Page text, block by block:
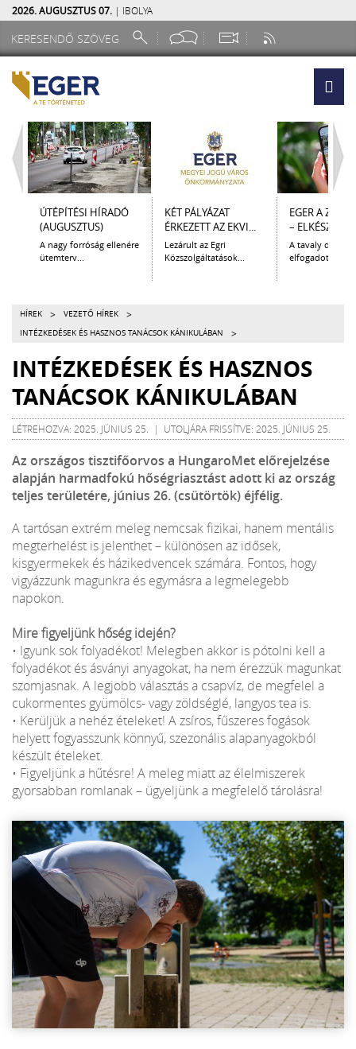
2026. AUGUSZTUS 07. | IBOLYA
ÚTÉPÍTÉSI HÍRADÓ
(AUGUSZTUS)
A nagy forróság ellenére
ütemterv...
KÉT PÁLYÁZAT
ÉRKEZETT AZ EKVI...
Lezárult az Egri
Közszolgáltatások...
EGER A
– ELKÉSZÜLT
A tavaly
elfogadott
HÍREK > VEZETŐ HÍREK >
INTÉZKEDÉSEK ÉS HASZNOS TANÁCSOK KÁNIKULÁBAN >
INTÉZKEDÉSEK ÉS HASZNOS
TANÁCSOK KÁNIKULÁBAN
LÉTREHOZVA: 2025. JÚNIUS 25. | UTOLJÁRA FRISSÍTVE: 2025. JÚNIUS 25.
Az országos tisztifőorvos a HungaroMet előrejelzése
alapján harmadfokú hőségriasztást adott ki az ország
teljes területére, június 26. (csütörtök) éjfélig.
A tartósan extrém meleg nemcsak fizikai, hanem mentális
megterhelést is jelenthet – különösen az idősek,
kisgyermekek és házikedvencek számára. Fontos, hogy
vigyázzunk magunkra és egymásra a legmelegebb
napokon.
Mire figyeljünk hőség idején?
• Igyunk sok folyadékot! Melegben akkor is pótolni kell a
folyadékot és ásványi anyagokat, ha nem érezzük magunkat
szomjasnak. A legjobb választás a csapvíz, de megfelel a
cukormentes gyümölcs- vagy zöldséglé, langyos tea is.
• Kerüljük a nehéz ételeket! A zsíros, fűszeres fogások
helyett fogyasszunk könnyű, szezonális alapanyagokból
készült ételeket.
• Figyeljünk a hűtésre! A meleg miatt az élelmiszerek
gyorsabban romlanak – ügyeljünk a megfelelő tárolásra!